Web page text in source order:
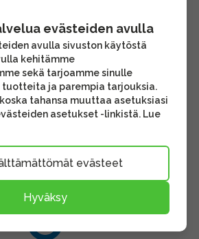
evästeiden avulla
avulla sivuston käytöstä
kehitämme
sekä tarjoamme sinulle
tuotteita ja parempia tarjouksia.
tahansa muuttaa asetuksiasi
asetukset -linkistä. Lue
evästeet
Hyväksy